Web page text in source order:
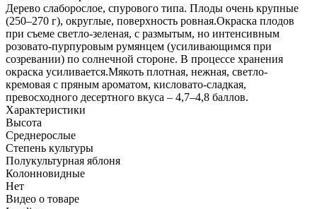
Дерево слаборослое, спурового типа. Плоды очень крупные
(250–270 г), округлые, поверхность ровная.Окраска плодов
при съеме светло-зеленая, с размытым, но интенсивным
розовато-пурпуровым румянцем (усиливающимся при
созревании) по солнечной стороне. В процессе хранения
окраска усиливается.Мякоть плотная, нежная, светло-
кремовая с пряным ароматом, кисловато-сладкая,
превосходного десертного вкуса – 4,7–4,8 баллов.
Характеристики
Высота
Среднерослые
Степень культуры
Полукультурная яблоня
Колонновидные
Нет
Видео о товаре